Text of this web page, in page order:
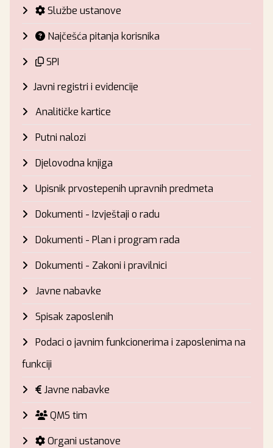
Službe ustanove
Najčešća pitanja korisnika
SPI
Javni registri i evidencije
Analitičke kartice
Putni nalozi
Djelovodna knjiga
Upisnik prvostepenih upravnih predmeta
Dokumenti - Izvještaji o radu
Dokumenti - Plan i program rada
Dokumenti - Zakoni i pravilnici
Javne nabavke
Spisak zaposlenih
Podaci o javnim funkcionerima i zaposlenima na
funkciji
Javne nabavke
QMS tim
Organi ustanove